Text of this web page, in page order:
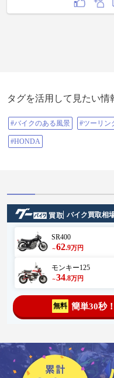
タグを活用して見たい情
#バイクのある風景 #ツーリン
#HONDA
バイク買取相
SR400
～62.9万円
モンキー125
～34.8万円
無料 簡単30秒！